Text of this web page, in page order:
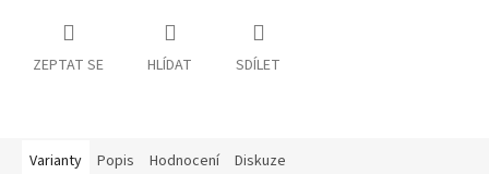
ZEPTAT SE HLÍDAT SDÍLET
Varianty Popis Hodnocení Diskuze